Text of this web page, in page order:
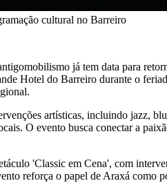
cultural no Barreiro
já tem data para
Hotel do Barreiro durante o
artísticas, incluindo jazz,
O evento busca conectar a
'Classic em Cena', com
reforça o papel de Araxá